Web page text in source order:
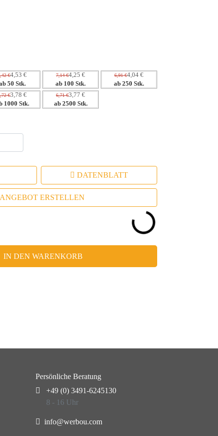
Assoziationen zur Marke.
Engagement.
€4,53 €
50 Stk.
7,14 €4,25 €
ab 100 Stk.
6,91 €4,04 €
ab 250 Stk.
€3,78 €
1000 Stk.
6,71 €3,77 €
ab 2500 Stk.
DATENBLATT
ANGEBOT ERSTELLEN
IN DEN WARENKORB
Persönliche Beratung
+49 (0) 3491-6245130
8 - 16 Uhr
info@werbou.com